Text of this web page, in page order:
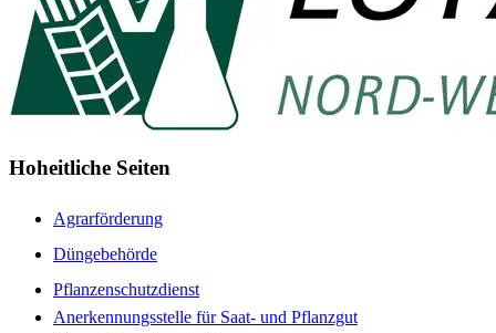
Hoheitliche Seiten
Agrarförderung
Düngebehörde
Pflanzenschutzdienst
Anerkennungsstelle für Saat- und Pflanzgut